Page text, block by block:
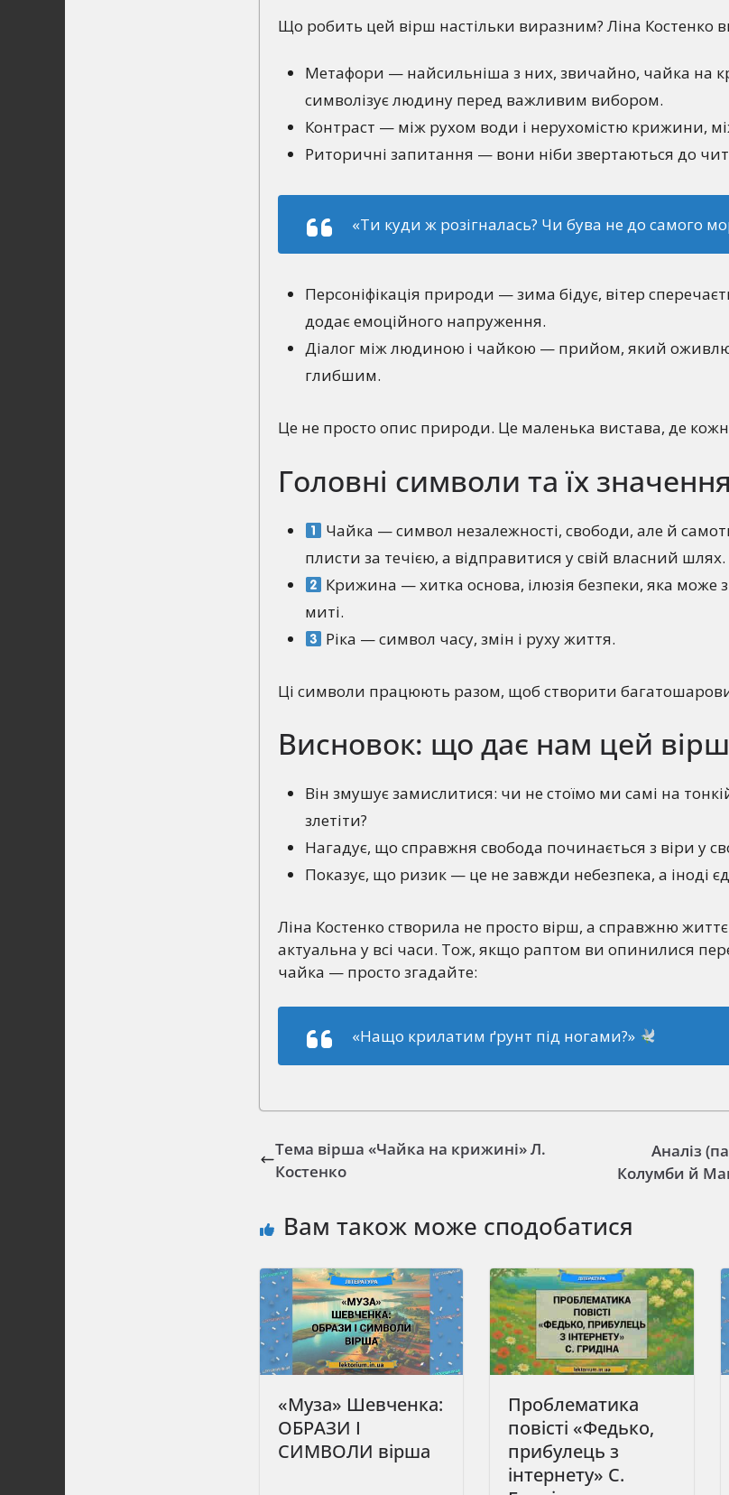
Що робить цей вірш настільки виразним? Ліна Костенко
Метафори — найсильніша з них, звичайно, чайка на
символізує людину перед важливим вибором.
Контраст — між рухом води і нерухомістю крижини,
Риторичні запитання — вони ніби звертаються до
«Ти куди ж розігналась? Чи бува не до самого
Персоніфікація природи — зима бідує, вітер
додає емоційного напруження.
Діалог між людиною і чайкою — прийом, який
глибшим.
Це не просто опис природи. Це маленька вистава, де
Головні символи та їх значення
Чайка — символ незалежності, свободи, але й
плисти за течією, а відправитися у свій власний шлях.
Крижина — хитка основа, ілюзія безпеки, яка може
миті.
Ріка — символ часу, змін і руху життя.
Ці символи працюють разом, щоб створити
Висновок: що дає нам цей
Він змушує замислитися: чи не стоїмо ми самі на
злетіти?
Нагадує, що справжня свобода починається з віри у
Показує, що ризик — це не завжди небезпека, а іноді
Ліна Костенко створила не просто вірш, а справжню
актуальна у всі часи. Тож, якщо раптом ви опинилися
чайка — просто згадайте:
«Нащо крилатим ґрунт під ногами?»
Тема вірша «Чайка на крижині» Л.
Костенко
Аналіз
Колумби й
Вам також може сподобатися
«Муза» Шевченка:
ОБРАЗИ І
СИМВОЛИ вірша
Проблематика
повісті «Федько,
прибулець з
інтернету» С.